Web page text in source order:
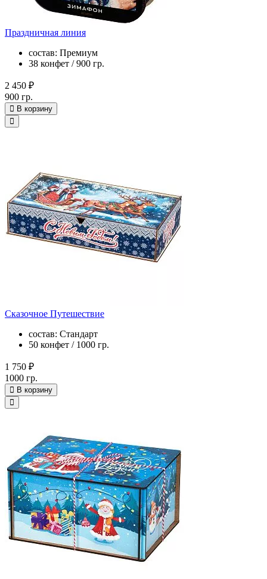
Праздничная линия
состав: Премиум
38 конфет / 900 гр.
2 450 ₽
900 гр.
В корзину
Сказочное Путешествие
состав: Стандарт
50 конфет / 1000 гр.
1 750 ₽
1000 гр.
В корзину